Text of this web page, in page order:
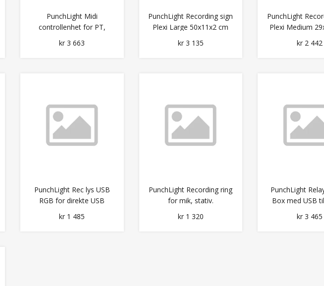
PunchLight Midi
controllenhet for PT,
Logic, Cubase osv.
kr 3 663
PunchLight Recording sign
Plexi Large 50x11x2 cm
kr 3 135
PunchLight
Plexi Medium
kr 2 442
PunchLight Rec lys USB
RGB for direkte USB
kr 1 485
PunchLight Recording ring
for mik, stativ.
kr 1 320
PunchLight
Box med USB
kr 3 465